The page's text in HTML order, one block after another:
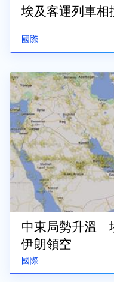
國際
埃及客運列車
國際
中東局勢升溫
伊朗領空